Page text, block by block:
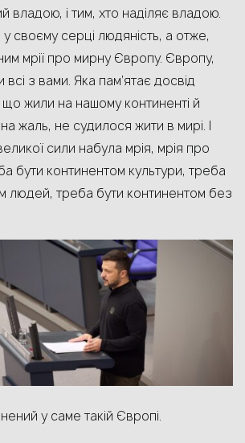
владою, і тим, хто наділяє владою.
своєму серці людяність, а отже,
мрії про мирну Європу. Європу,
всі з вами. Яка пам’ятає досвід
що жили на нашому континенті й
на жаль, не судилося жити в мирі. І
сили набула мрія, мрія про
бути континентом культури, треба
людей, треба бути континентом без
у саме такій Європі.